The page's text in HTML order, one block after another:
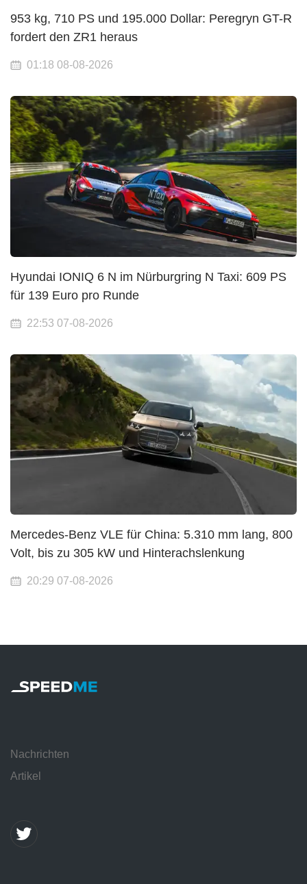
953 kg, 710 PS und 195.000 Dollar: Peregryn GT-R
fordert den ZR1 heraus
01:18 08-08-2026
Hyundai IONIQ 6 N im Nürburgring N Taxi: 609 PS
für 139 Euro pro Runde
22:53 07-08-2026
Mercedes-Benz VLE für China: 5.310 mm lang, 800
Volt, bis zu 305 kW und Hinterachslenkung
20:29 07-08-2026
Nachrichten
Artikel